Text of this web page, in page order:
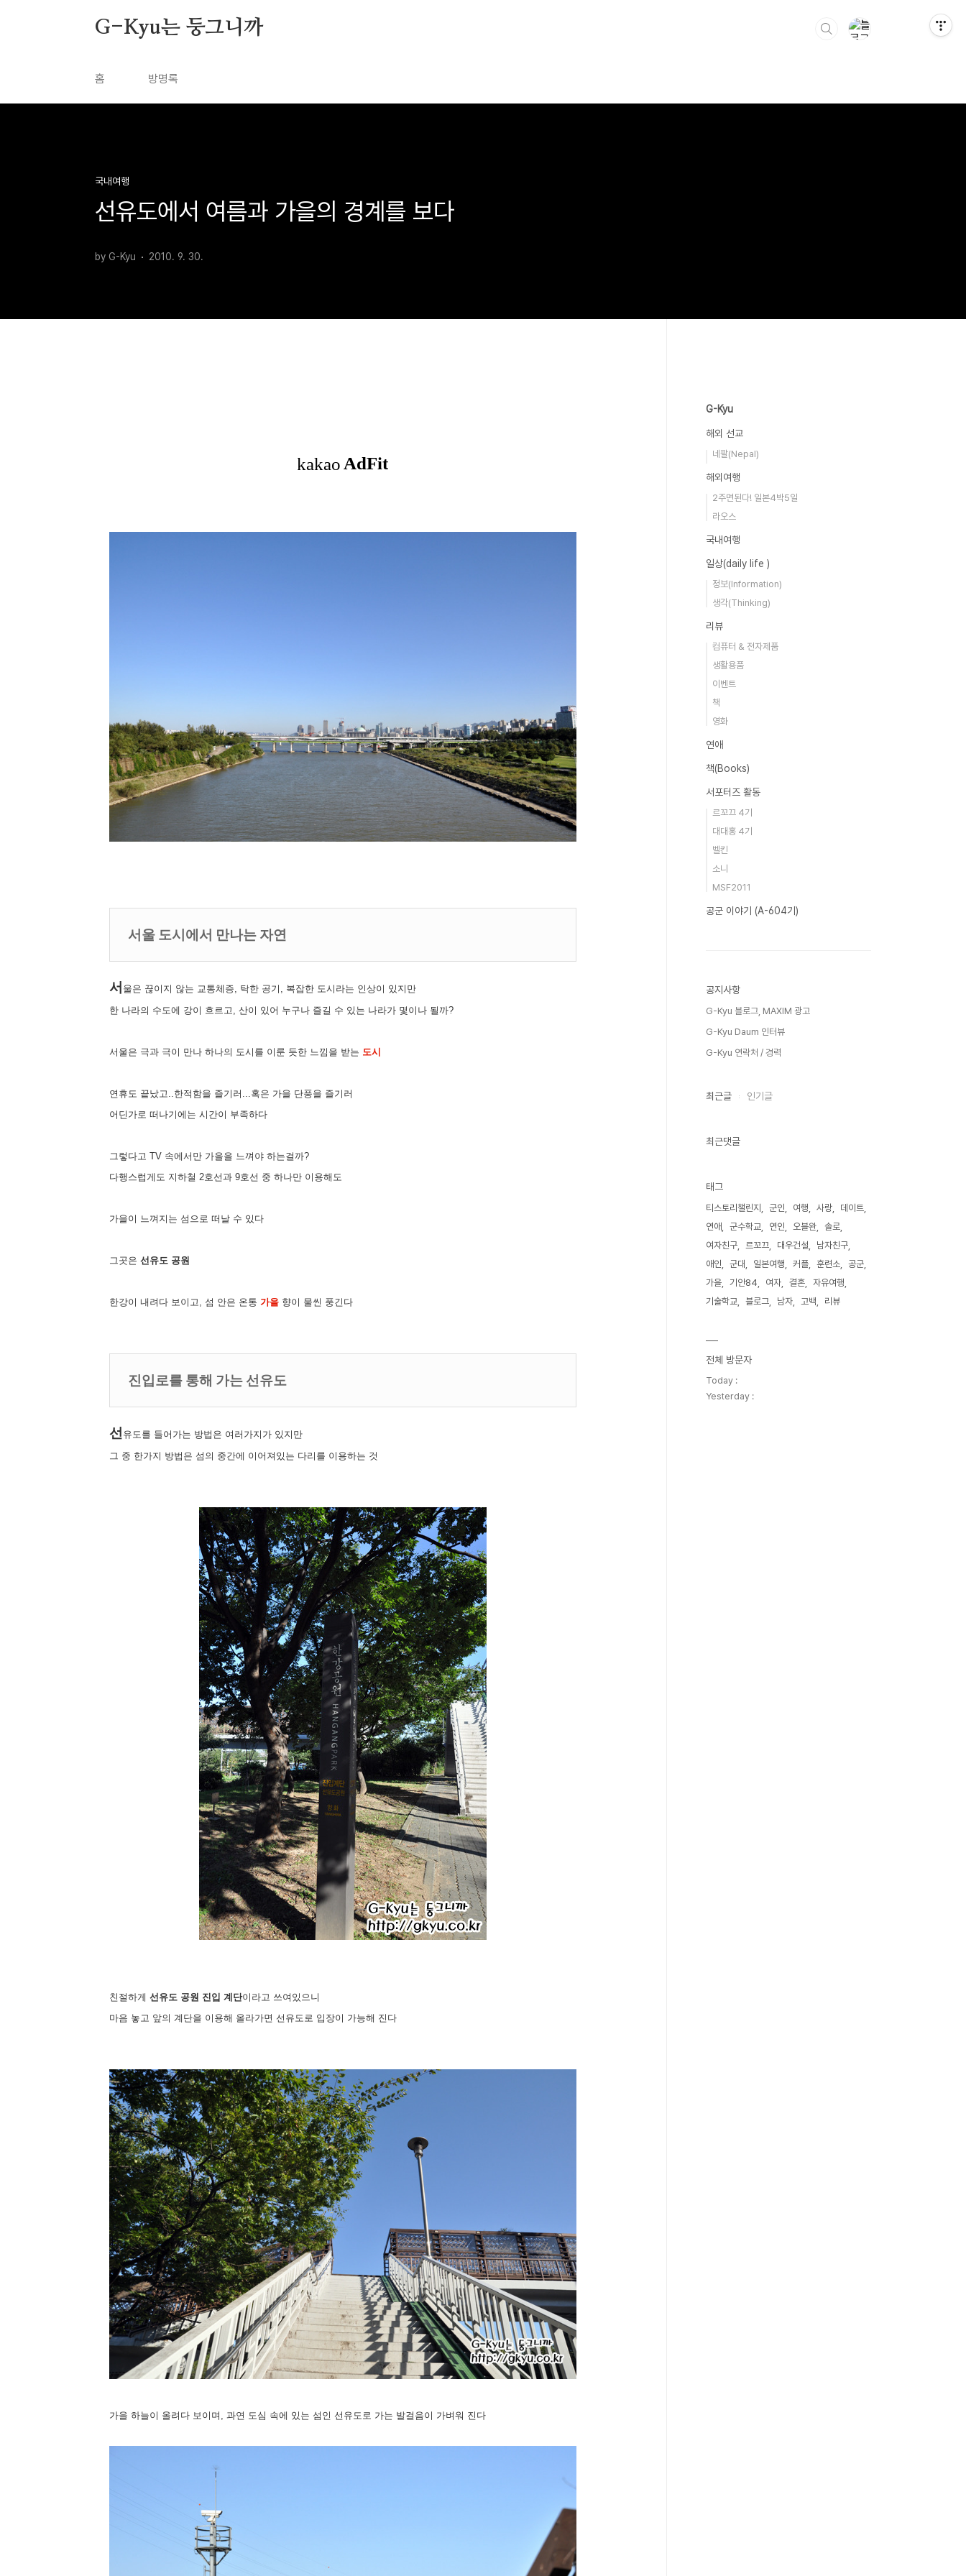
G-Kyu는 둥그니까
홈 방명록
국내여행
선유도에서 여름과 가을의 경계를 보다
by G-Kyu 2010. 9. 30.
서울 도시에서 만나는 자연
서 울은 끊이지 않는 교통체증, 탁한 공기, 복잡한 도시라는 인상이 있지만
한 나라의 수도에 강이 흐르고, 산이 있어 누구나 즐길 수 있는 나라가 몇이나 될까?
서울은 극과 극이 만나 하나의 도시를 이룬 듯한 느낌을 받는 도시
연휴도 끝났고..한적함을 즐기러...혹은 가을 단풍을 즐기러
어딘가로 떠나기에는 시간이 부족하다
그렇다고 TV 속에서만 가을을 느껴야 하는걸까?
다행스럽게도 지하철 2호선과 9호선 중 하나만 이용해도
가을이 느껴지는 섬으로 떠날 수 있다
그곳은 선유도 공원
한강이 내려다 보이고, 섬 안은 온통 가을 향이 물씬 풍긴다
진입로를 통해 가는 선유도
선 유도를 들어가는 방법은 여러가지가 있지만
그 중 한가지 방법은 섬의 중간에 이어져있는 다리를 이용하는 것
친절하게 선유도 공원 진입 계단이라고 쓰여있으니
마음 놓고 앞의 계단을 이용해 올라가면 선유도로 입장이 가능해 진다
가을 하늘이 올려다 보이며, 과연 도심 속에 있는 섬인 선유도로 가는 발걸음이 가벼워 진다
G-Kyu
해외 선교
네팔(Nepal)
해외여행
2주면된다! 일본4박5일
라오스
국내여행
일상(daily life )
정보(Information)
생각(Thinking)
리뷰
컴퓨터 & 전자제품
생활용품
이벤트
책
영화
연애
책(Books)
서포터즈 활동
르꼬끄 4기
대대홍 4기
벨킨
소니
MSF2011
공군 이야기 (A-604기)
공지사항
G-Kyu 블로그, MAXIM 광고
G-Kyu Daum 인터뷰
G-Kyu 연락처 / 경력
최근글 인기글
최근댓글
태그
티스토리챌린지 군인 여행 사랑
데이트
연애
군수학교 연인 오블완
솔로
여자친구
르꼬끄 대우건설
남자친구
애인
군대 일본여행 커플 훈련소
공군
가을
기안84 여자 결혼
자유여행
기술학교
블로그 남자 고백 리뷰
전체 방문자
Today :
Yesterday :